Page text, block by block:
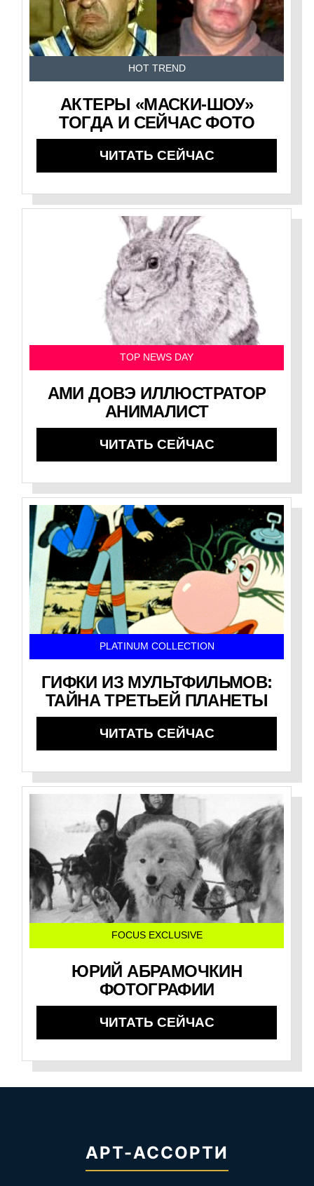
HOT TREND
АКТЕРЫ «МАСКИ-ШОУ»
ТОГДА И СЕЙЧАС ФОТО
ЧИТАТЬ СЕЙЧАС
TOP NEWS DAY
АМИ ДОВЭ ИЛЛЮСТРАТОР
АНИМАЛИСТ
ЧИТАТЬ СЕЙЧАС
PLATINUM COLLECTION
ГИФКИ ИЗ МУЛЬТФИЛЬМОВ:
ТАЙНА ТРЕТЬЕЙ ПЛАНЕТЫ
ЧИТАТЬ СЕЙЧАС
FOCUS EXCLUSIVE
ЮРИЙ АБРАМОЧКИН
ФОТОГРАФИИ
ЧИТАТЬ СЕЙЧАС
АРТ-АССОРТИ